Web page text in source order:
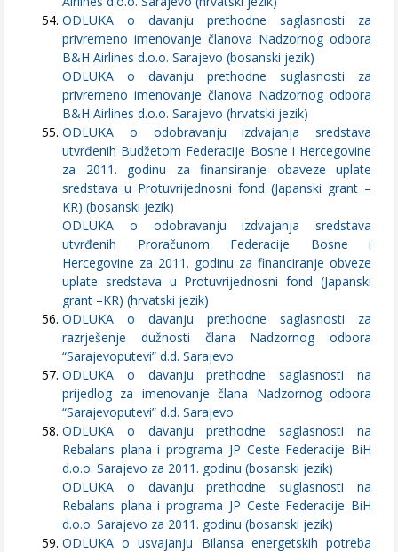
ODLUKA o davanju prethodne saglasnosti za
privremeno imenovanje članova Nadzornog odbora
B&H Airlines d.o.o. Sarajevo (bosanski jezik)
ODLUKA o davanju prethodne suglasnosti za
privremeno imenovanje članova Nadzornog odbora
B&H Airlines d.o.o. Sarajevo (hrvatski jezik)
ODLUKA o odobravanju izdvajanja sredstava
utvrđenih Budžetom Federacije Bosne i Hercegovine
za 2011. godinu za finansiranje obaveze uplate
sredstava u Protuvrijednosni fond (Japanski grant –
KR) (bosanski jezik)
ODLUKA o odobravanju izdvajanja sredstava
utvrđenih Proračunom Federacije Bosne i
Hercegovine za 2011. godinu za financiranje obveze
uplate sredstava u Protuvrijednosni fond (Japanski
grant –KR) (hrvatski jezik)
ODLUKA o davanju prethodne saglasnosti za
razrješenje dužnosti člana Nadzornog odbora
“Sarajevoputevi” d.d. Sarajevo
ODLUKA o davanju prethodne saglasnosti na
prijedlog za imenovanje člana Nadzornog odbora
“Sarajevoputevi” d.d. Sarajevo
ODLUKA o davanju prethodne saglasnosti na
Rebalans plana i programa JP Ceste Federacije BiH
d.o.o. Sarajevo za 2011. godinu (bosanski jezik)
ODLUKA o davanju prethodne suglasnosti na
Rebalans plana i programa JP Ceste Federacije BiH
d.o.o. Sarajevo za 2011. godinu (bosanski jezik)
ODLUKA o usvajanju Bilansa energetskih potreba